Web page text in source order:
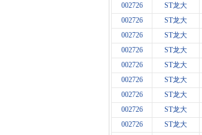
002726
ST龙大
002726
ST龙大
002726
ST龙大
002726
ST龙大
002726
ST龙大
002726
ST龙大
002726
ST龙大
002726
ST龙大
002726
ST龙大